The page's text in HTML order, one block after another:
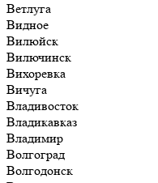
Ветлуга
Видное
Вилюйск
Вилючинск
Вихоревка
Вичуга
Владивосток
Владикавказ
Владимир
Волгоград
Волгодонск